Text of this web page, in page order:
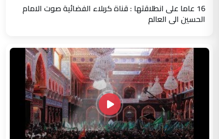
16 عاما على انطلاقتها : قناة كربلاء الفضائية صوت الامام
الحسين الى العالم